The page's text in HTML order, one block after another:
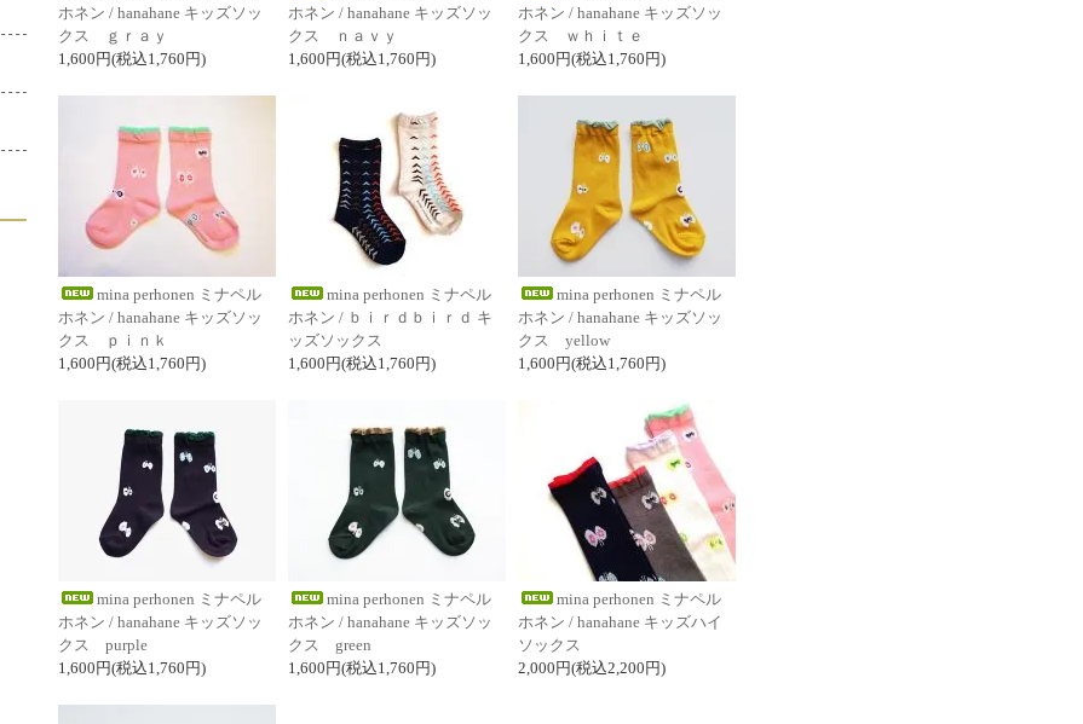
ホネン / hanahane キッズソッ
クス ｇｒａｙ
1,600円(税込1,760円)
ホネン / hanahane キッズソッ
クス ｎａｖｙ
1,600円(税込1,760円)
ホネン / hanahane キッズソッ
クス ｗｈｉｔｅ
1,600円(税込1,760円)
mina perhonen ミナペル
ホネン / hanahane キッズソッ
クス ｐｉｎｋ
1,600円(税込1,760円)
mina perhonen ミナペル
ホネン / ｂｉｒｄｂｉｒｄ キ
ッズソックス
1,600円(税込1,760円)
mina perhonen ミナペル
ホネン / hanahane キッズソッ
クス yellow
1,600円(税込1,760円)
mina perhonen ミナペル
ホネン / hanahane キッズソッ
クス purple
1,600円(税込1,760円)
mina perhonen ミナペル
ホネン / hanahane キッズソッ
クス green
1,600円(税込1,760円)
mina perhonen ミナペル
ホネン / hanahane キッズハイ
ソックス
2,000円(税込2,200円)